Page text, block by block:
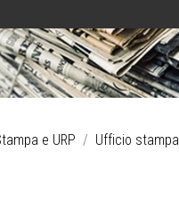
e URP
Ufficio stampa